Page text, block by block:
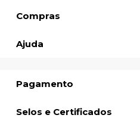
Compras
Ajuda
Pagamento
Selos e Certificados